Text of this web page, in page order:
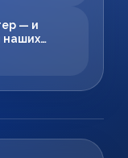
— и
наших